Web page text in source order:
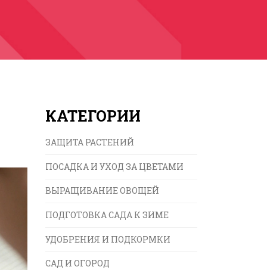
КАТЕГОРИИ
ЗАЩИТА РАСТЕНИЙ
ПОСАДКА И УХОД ЗА ЦВЕТАМИ
ВЫРАЩИВАНИЕ ОВОЩЕЙ
ПОДГОТОВКА САДА К ЗИМЕ
УДОБРЕНИЯ И ПОДКОРМКИ
САД И ОГОРОД